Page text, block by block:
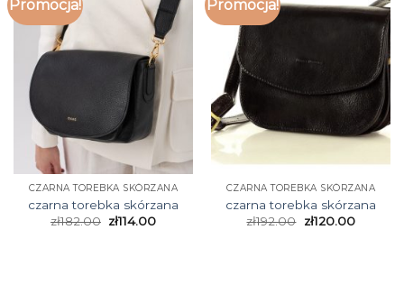
Promocja!
CZARNA TOREBKA SKÓRZANA
czarna torebka skórzana
zł182.00 zł114.00
Promocja!
CZARNA TOREBKA SKÓRZANA
czarna torebka skórzana
zł192.00 zł120.00